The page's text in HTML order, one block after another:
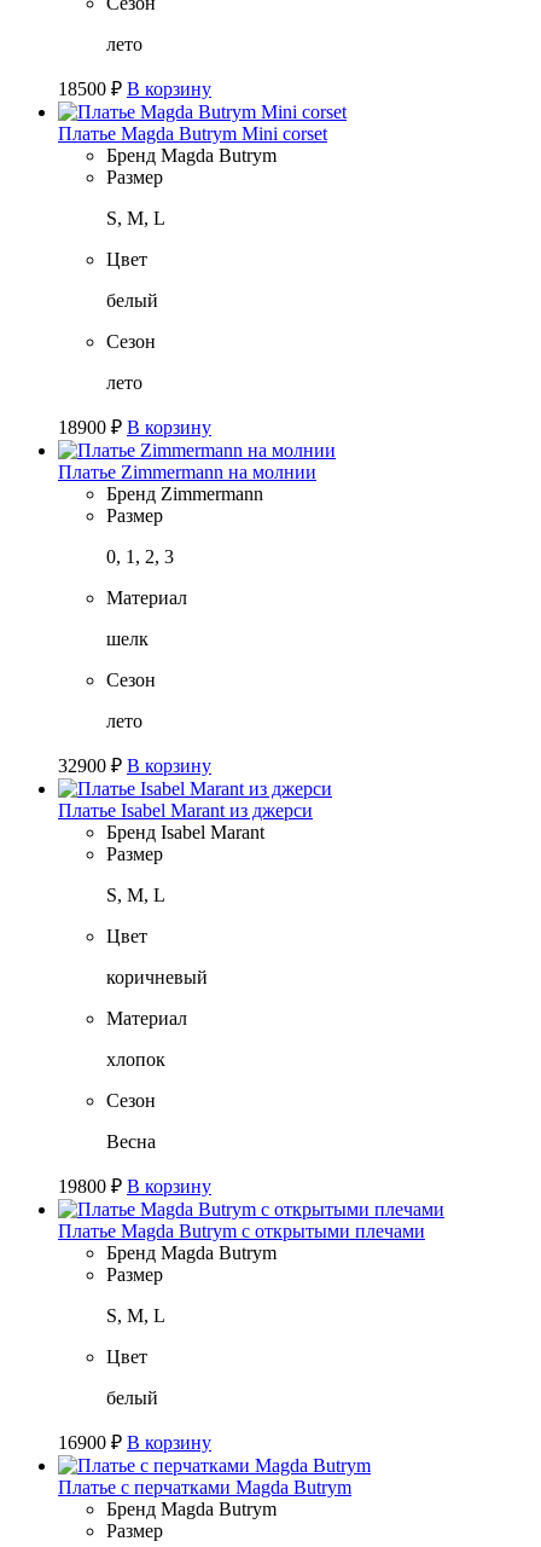
лето
18500 ₽ В корзину
Платье Magda Butrym Mini corset
Бренд Magda Butrym
Размер
S, M, L
Цвет
белый
Сезон
лето
18900 ₽ В корзину
Платье Zimmermann на молнии
Бренд Zimmermann
Размер
0, 1, 2, 3
Материал
шелк
Сезон
лето
32900 ₽ В корзину
Платье Isabel Marant из джерси
Бренд Isabel Marant
Размер
S, M, L
Цвет
коричневый
Материал
хлопок
Сезон
Весна
19800 ₽ В корзину
Платье Magda Butrym с открытыми плечами
Бренд Magda Butrym
Размер
S, M, L
Цвет
белый
16900 ₽ В корзину
Платье с перчатками Magda Butrym
Бренд Magda Butrym
Размер